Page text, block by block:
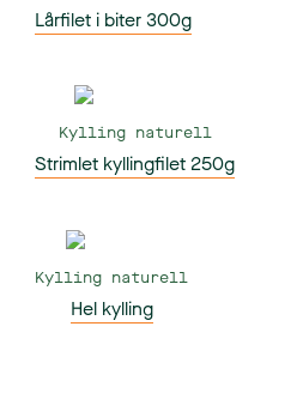
Lårfilet i biter 300g
Kylling naturell
Strimlet kyllingfilet 250g
Kylling naturell
Hel kylling